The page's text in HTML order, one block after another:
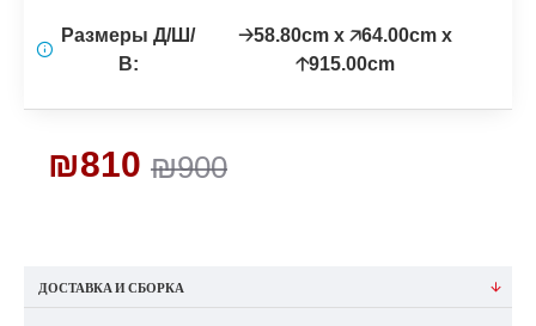
₪900
₪810
Размеры Д/Ш/
В:
🡢58.80cm x 🡥64.00cm x
🡡915.00cm
ДОСТАВКА И СБОРКА